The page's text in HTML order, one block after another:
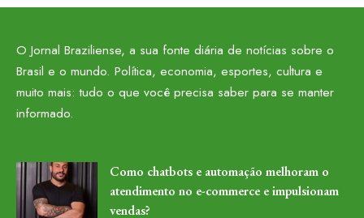
O Jornal Braziliense, a sua fonte diária de notícias sobre o
Brasil e o mundo. Política, economia, esportes, cultura e
muito mais: tudo o que você precisa saber para se manter
informado.
Como chatbots e automação melhoram o
atendimento no e-commerce e impulsionam
vendas?